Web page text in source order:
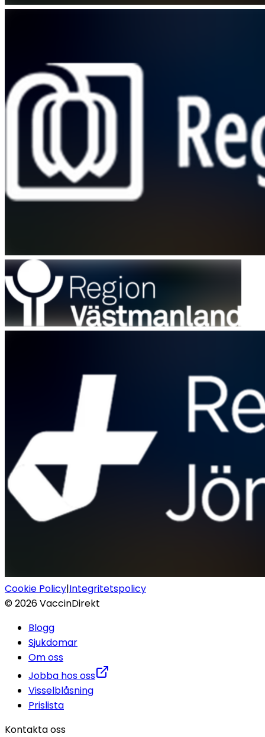
Cookie Policy|Integritetspolicy
©2026VaccinDirekt
Blogg
Sjukdomar
Om oss
Jobba hos oss
Visselblåsning
Prislista
Kontakta oss